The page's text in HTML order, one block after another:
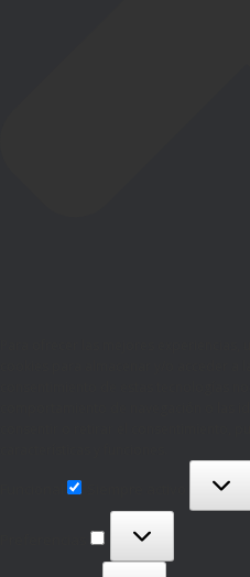
Preferencias
Estadísticas